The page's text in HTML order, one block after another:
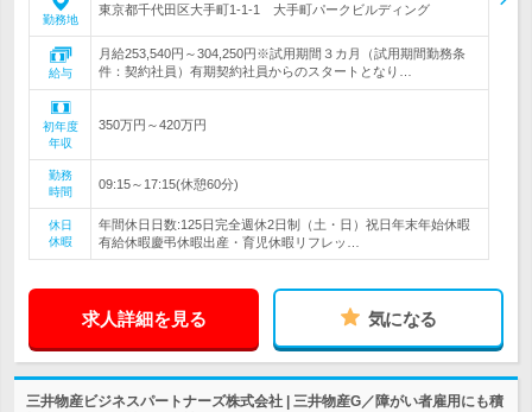
勤務地
東京都千代田区大手町1-1-1 大手町パークビルディング
給与
月給253,540円～304,250円※試用期間３カ月（試用期間勤務条
件：契約社員）有期契約社員からのスタートとなり…
初年度
年収
350万円～420万円
勤務
時間
09:15～17:15(休憩60分)
休日
休暇
年間休日日数:125日完全週休2日制（土・日）祝日年末年始休暇
有給休暇慶弔休暇出産・育児休暇リフレッ…
求人詳細を見る 気になる
三井物産ビジネスパートナーズ株式会社 | 三井物産G／障がい者雇用にも積